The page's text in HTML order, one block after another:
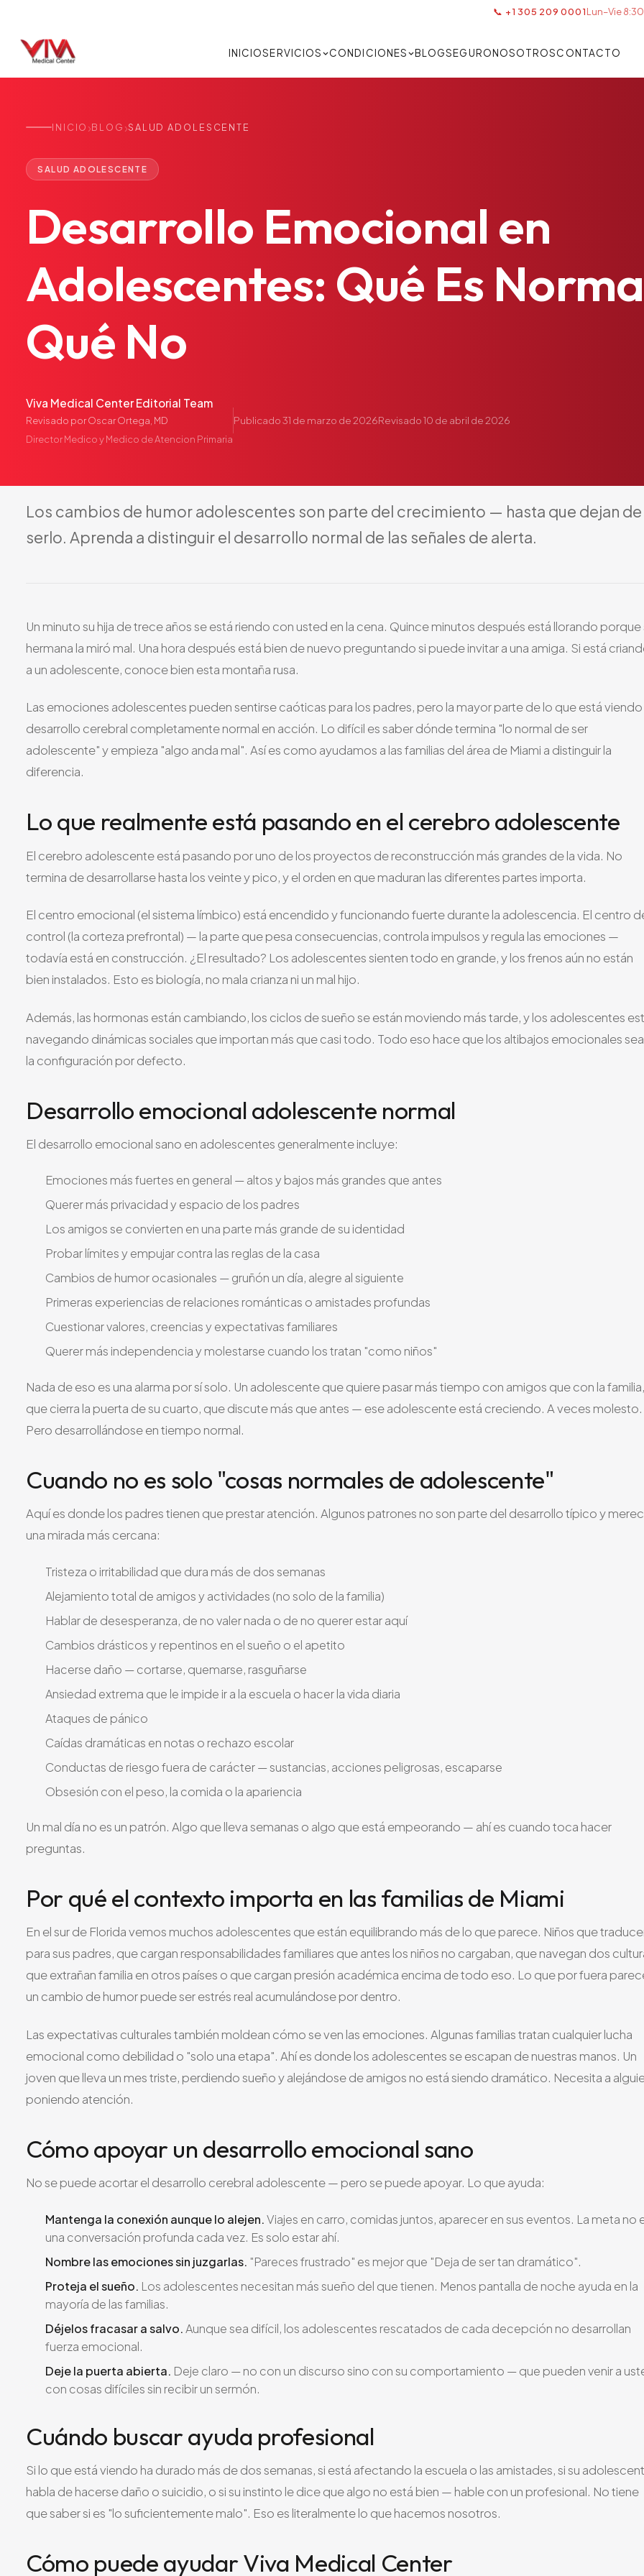
📞 +1 305 209 0001Lun–Vie
INICIOSERVICIOS CONDICIONES BLOGSEGURONOSOTROSCONTACTO
INICIO ›BLOG ›SALUD ADOLESCENTE
SALUD ADOLESCENTE
Desarrollo Emocional en
Adolescentes: Qué Es
Qué No
Viva Medical Center Editorial Team
Revisado porOscar Ortega, MD
Director Medico y Medico de Atencion Primaria
Publicado31 de marzo de 2026Revisado10 de abril de 2026
Los cambios de humoradolescentes son parte del crecimiento — hasta que dejan de
serlo. Aprenda a distinguirel desarrollo normal de las señales de alerta.
Un minuto su hija de trece años se está riendo con usted en la cena. Quince minutos después está llorando porque
hermana la miró mal. Una hora después está bien de nuevo preguntando si puede invitar a una amiga. Si está
a un adolescente, conoce bien esta montaña rusa.
Las emociones adolescentes pueden sentirse caóticas para los padres, pero la mayor parte de lo que está
desarrollo cerebral completamente normal en acción. Lo difícil es saber dónde termina "lo normal de ser
adolescente" y empieza "algo anda mal". Así es como ayudamos a las familias del área de Miami a distinguir la
diferencia.
Lo que realmente está pasando en el cerebro adolescente
El cerebro adolescente está pasando por uno de los proyectos de reconstrucción más grandes de la vida. No
termina de desarrollarse hasta los veinte y pico, y el orden en que maduran las diferentes partes importa.
El centro emocional (el sistema límbico) está encendido y funcionando fuerte durante la adolescencia. El centro
control (la corteza prefrontal) — la parte que pesa consecuencias, controla impulsos y regula las emociones —
todavía está en construcción. ¿El resultado? Los adolescentes sienten todo en grande, y los frenos aún no están
bien instalados. Esto es biología, no mala crianza ni un mal hijo.
Además, las hormonas están cambiando, los ciclos de sueño se están moviendo más tarde, y los adolescentes
navegando dinámicas sociales que importan más que casi todo. Todo eso hace que los altibajos emocionales
la configuración por defecto.
Desarrollo emocional adolescente normal
El desarrollo emocional sano en adolescentes generalmente incluye:
Emociones más fuertes en general — altos y bajos más grandes que antes
Querer más privacidad y espacio de los padres
Los amigos se convierten en una parte más grande de su identidad
Probar límites y empujar contra las reglas de la casa
Cambios de humor ocasionales — gruñón un día, alegre al siguiente
Primeras experiencias de relaciones románticas o amistades profundas
Cuestionar valores, creencias y expectativas familiares
Querer más independencia y molestarse cuando los tratan "como niños"
Nada de eso es una alarma por sí solo. Un adolescente que quiere pasar más tiempo con amigos que con la familia,
que cierra la puerta de su cuarto, que discute más que antes — ese adolescente está creciendo. A veces molesto.
Pero desarrollándose en tiempo normal.
Cuando no es solo "cosas normales de adolescente"
Aquí es donde los padres tienen que prestar atención. Algunos patrones no son parte del desarrollo típico y
una mirada más cercana:
Tristeza o irritabilidad que dura más de dos semanas
Alejamiento total de amigos y actividades (no solo de la familia)
Hablar de desesperanza, de no valer nada o de no querer estar aquí
Cambios drásticos y repentinos en el sueño o el apetito
Hacerse daño — cortarse, quemarse, rasguñarse
Ansiedad extrema que le impide ir a la escuela o hacer la vida diaria
Ataques de pánico
Caídas dramáticas en notas o rechazo escolar
Conductas de riesgo fuera de carácter — sustancias, acciones peligrosas, escaparse
Obsesión con el peso, la comida o la apariencia
Un mal día no es un patrón. Algo que lleva semanas o algo que está empeorando — ahí es cuando toca hacer
preguntas.
Por qué el contexto importa en las familias de Miami
En el sur de Florida vemos muchos adolescentes que están equilibrando más de lo que parece. Niños que
para sus padres, que cargan responsabilidades familiares que antes los niños no cargaban, que navegan dos
que extrañan familia en otros países o que cargan presión académica encima de todo eso. Lo que por fuera
un cambio de humor puede ser estrés real acumulándose por dentro.
Las expectativas culturales también moldean cómo se ven las emociones. Algunas familias tratan cualquier lucha
emocional como debilidad o "solo una etapa". Ahí es donde los adolescentes se escapan de nuestras manos. Un
joven que lleva un mes triste, perdiendo sueño y alejándose de amigos no está siendo dramático. Necesita a
poniendo atención.
Cómo apoyar un desarrollo emocional sano
No se puede acortar el desarrollo cerebral adolescente — pero se puede apoyar. Lo que ayuda:
Mantenga la conexión aunque lo alejen.Viajes en carro, comidas juntos, aparecer en sus eventos. La meta no
una conversación profunda cada vez. Es solo estar ahí.
Nombre las emociones sin juzgarlas. "Pareces frustrado" es mejor que "Deja de ser tan dramático".
Proteja el sueño. Los adolescentes necesitan más sueño del que tienen. Menos pantalla de noche ayuda en la
mayoría de las familias.
Déjelos fracasar a salvo.Aunque sea difícil, los adolescentes rescatados de cada decepción no desarrollan
fuerza emocional.
Deje la puerta abierta. Deje claro — no con un discurso sino con su comportamiento — que pueden venir a
con cosas difíciles sin recibir un sermón.
Cuándo buscar ayuda profesional
Si lo que está viendo ha durado más de dos semanas, si está afectando la escuela o las amistades, si su
habla de hacerse daño o suicidio, o si su instinto le dice que algo no está bien — hable con un profesional. No tiene
que saber si es "lo suficientemente malo". Eso es literalmente lo que hacemos nosotros.
Cómo puede ayudar Viva Medical Center